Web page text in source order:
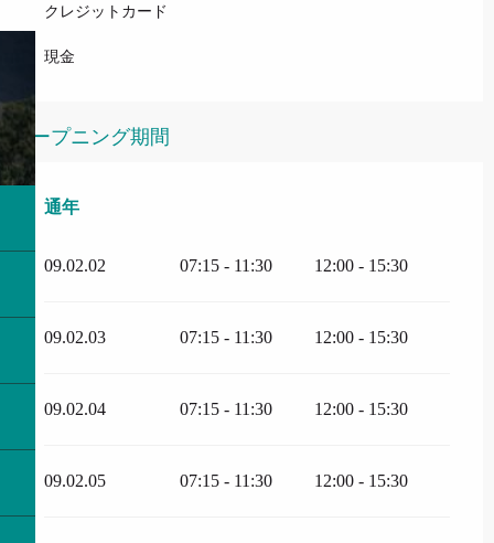
クレジットカード
現金
オープニング期間
通年
通年
09.02.02 07:15 - 11:30 12:00 - 15:30
09.02.03 07:15 - 11:30 12:00 - 15:30
09.02.04 07:15 - 11:30 12:00 - 15:30
09.02.05 07:15 - 11:30 12:00 - 15:30